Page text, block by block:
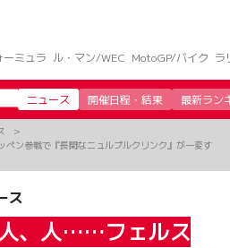
ーミュラ ル・マン/WEC MotoGP/バイク ラ
ニュース 開催日程・結果 最新ラン
ン参戦で『長閑なニュルブルクリンク』が一変す
ス
、人……フェルス